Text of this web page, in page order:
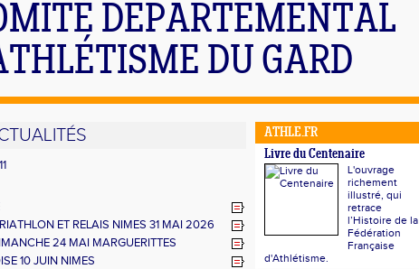
DÉPARTEMENTAL
DU GARD
ET RELAIS NIMES 31 MAI 2026
24 MAI MARGUERITTES
10 JUIN NIMES
ATHLE.FR
Livre du Centenaire
L'ouvrage
richement
illustré, qui
retrace
l’Histoire de la
Fédération
Française
d'Athlétisme.